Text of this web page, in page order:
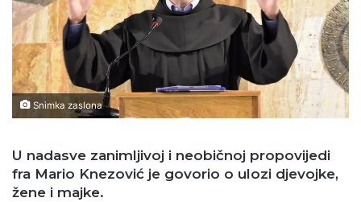
Snimka zaslona
U nadasve zanimljivoj i neobičnoj propovijedi
fra Mario Knezović je govorio o ulozi djevojke,
žene i majke.